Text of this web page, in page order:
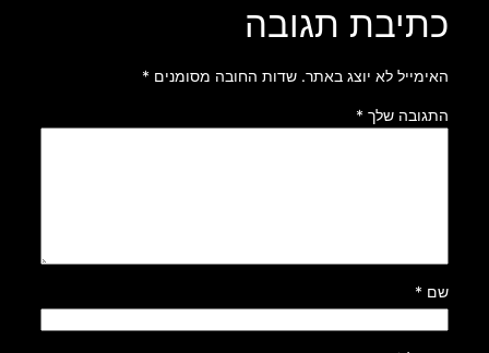
כתיבת תגובה
האימייל לא יוצג באתר. שדות החובה מסומנים *
התגובה שלך *
שם *